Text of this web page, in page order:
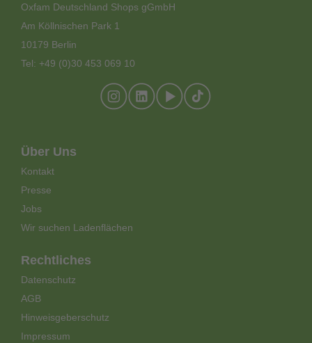
Oxfam Deutschland Shops gGmbH
Am Köllnischen Park 1
10179 Berlin
Tel: +49 (0)30 453 069 10
Footer-
Meta-
Menü
Über Uns
Kontakt
Presse
Jobs
Wir suchen Ladenflächen
Rechtliches
Datenschutz
AGB
Hinweisgeberschutz
Impressum